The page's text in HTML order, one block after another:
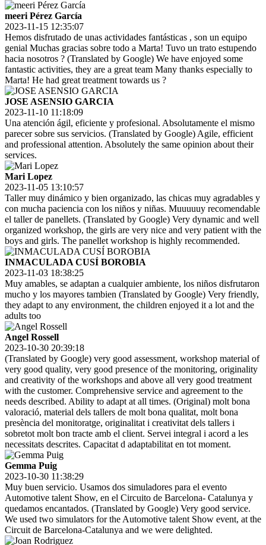
meeri Pérez García
2023-11-15 12:35:07
Hemos disfrutado de unas actividades fantásticas , son un equipo
genial Muchas gracias sobre todo a Marta! Tuvo un trato estupendo
hacia nosotros ? (Translated by Google) We have enjoyed some
fantastic activities, they are a great team Many thanks especially to
Marta! He had great treatment towards us ?
JOSE ASENSIO GARCIA
2023-11-10 11:18:09
Una atención ágil, eficiente y profesional. Absolutamente el mismo
parecer sobre sus servicios. (Translated by Google) Agile, efficient
and professional attention. Absolutely the same opinion about their
services.
Mari Lopez
2023-11-05 13:10:57
Taller muy dinámico y bien organizado, las chicas muy agradables y
con mucha paciencia con los niños y niñas. Muuuuuy recomendable
el taller de panellets. (Translated by Google) Very dynamic and well
organized workshop, the girls are very nice and very patient with the
boys and girls. The panellet workshop is highly recommended.
INMACULADA CUSÍ BOROBIA
2023-11-03 18:38:25
Muy amables, se adaptan a cualquier ambiente, los niños disfrutaron
mucho y los mayores tambien (Translated by Google) Very friendly,
they adapt to any environment, the children enjoyed it a lot and the
adults too
Angel Rossell
2023-10-30 20:39:18
(Translated by Google) very good assessment, workshop material of
very good quality, very good presence of the monitoring, originality
and creativity of the workshops and above all very good treatment
with the customer. Comprehensive service and agreement to the
needs described. Ability to adapt at all times. (Original) molt bona
valoració, material dels tallers de molt bona qualitat, molt bona
presència del monitoratge, originalitat i creativitat dels tallers i
sobretot molt bon tracte amb el client. Servei integral i acord a les
necessitats descrites. Capacitat d adaptabilitat en tot moment.
Gemma Puig
2023-10-30 11:38:29
Muy buen servicio. Usamos dos simuladores para el evento
Automotive talent Show, en el Circuito de Barcelona- Catalunya y
quedamos encantados. (Translated by Google) Very good service.
We used two simulators for the Automotive talent Show event, at the
Circuit de Barcelona-Catalunya and we were delighted.